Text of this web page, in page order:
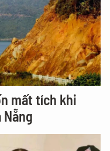
mất tích khi